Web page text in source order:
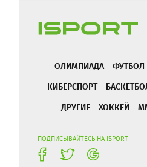
ОЛИМПИАДА ФУТБОЛ
КИБЕРСПОРТ
ДРУГИЕ
ХОККЕЙ
ПОДПИСЫВАЙТЕСЬ НА ISPORT